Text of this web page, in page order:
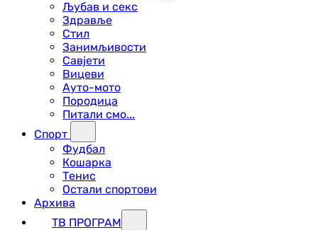
Љубав и секс
Здравље
Стил
Занимљивости
Савјети
Вицеви
Ауто-мото
Породица
Питали смо...
Спорт
Фудбал
Кошарка
Тенис
Остали спортови
Архива
ТВ ПРОГРАМ